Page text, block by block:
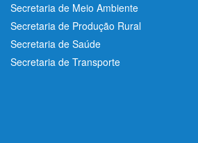
Secretaria de Meio Ambiente
Secretaria de Produção Rural
Secretaria de Saúde
Secretaria de Transporte